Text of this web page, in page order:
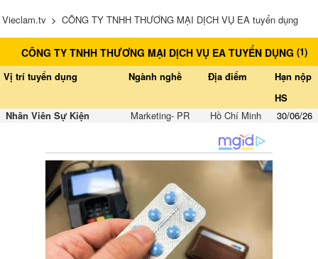
Vieclam.tv > CÔNG TY TNHH THƯƠNG MẠI DỊCH VỤ EA tuyển dụng
CÔNG TY TNHH THƯƠNG MẠI DỊCH VỤ EA TUYỂN DỤNG (1)
Vị trí tuyển dụng
Ngành nghề Địa điểm
Hạn nộp
HS
Nhân Viên Sự Kiện
Marketing- PR Hồ Chí Minh 30/06/26